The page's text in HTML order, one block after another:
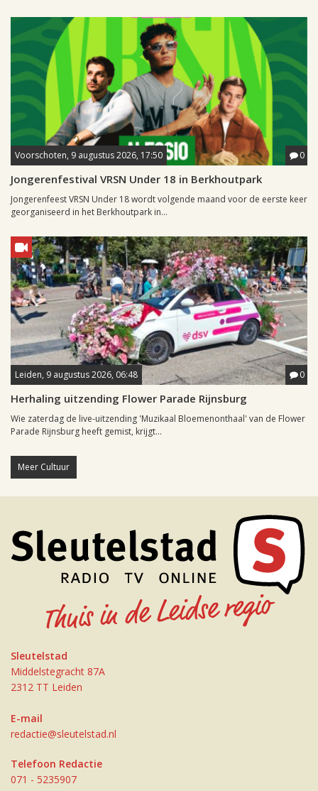
Voorschoten, 9 augustus 2026, 17:50 0
Jongerenfestival VRSN Under 18 in Berkhoutpark
Jongerenfeest VRSN Under 18 wordt volgende maand voor de eerste keer
georganiseerd in het Berkhoutpark in...
Leiden, 9 augustus 2026, 06:48 0
Herhaling uitzending Flower Parade Rijnsburg
Wie zaterdag de live-uitzending 'Muzikaal Bloemenonthaal' van de Flower
Parade Rijnsburg heeft gemist, krijgt...
Meer Cultuur
Sleutelstad
Middelstegracht 87A
2312 TT Leiden
E-mail
redactie@sleutelstad.nl
Telefoon Redactie
071 - 5235907